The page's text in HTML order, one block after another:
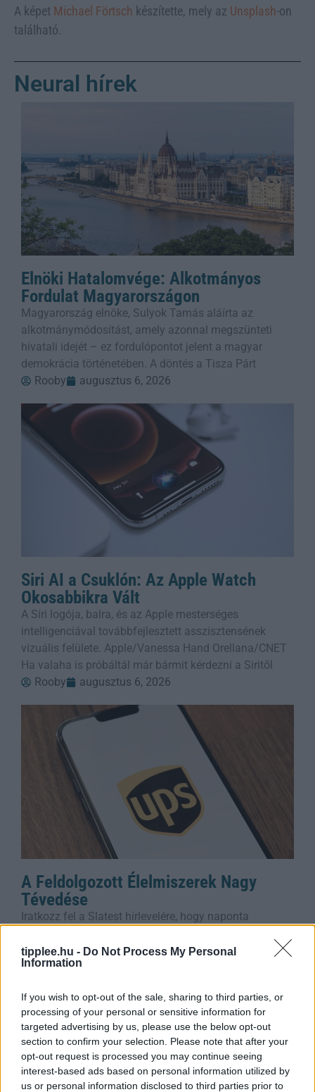
tipplee.hu - Do Not Process My Personal
Information
If you wish to opt-out of the sale, sharing to third parties, or
processing of your personal or sensitive information for
targeted advertising by us, please use the below opt-out
section to confirm your selection. Please note that after your
opt-out request is processed you may continue seeing
interest-based ads based on personal information utilized by
us or personal information disclosed to third parties prior to
A képet Michael Förtsch készítette, mely az Unsplash-on
található.
Neural hírek
Elnöki Hatalomvége: Alkotmányos
Fordulat Magyarországon
Magyarország elnöke, Sulyok Tamás aláírta az
alkotmánymódosítást, amely azonnal megszünteti
hivatali idejét – ez fordulópontot jelent a magyar
demokrácia történetében. A döntés a Tisza Párt
Rooby
augusztus 6, 2026
Siri AI a Csuklón: Az Apple Watch
Okosabbikra Vált
A Siri logója, balra, és az Apple mesterséges
intelligenciával továbbfejlesztett asszisztensének
vizuális felülete. Apple/Vanessa Hand Orellana/CNET
Ha valaha is próbáltál már bármit kérdezni a Siritől
Rooby
augusztus 6, 2026
A Feldolgozott Élelmiszerek Nagy
Tévedése
Iratkozz fel a Slatest hírlevelére, hogy naponta
tanácsokat! Az ultra-feldolgozott élelmiszerek (UPF)
manapság az egyik legnagyobb mumusnak
Rooby
augusztus 6, 2026